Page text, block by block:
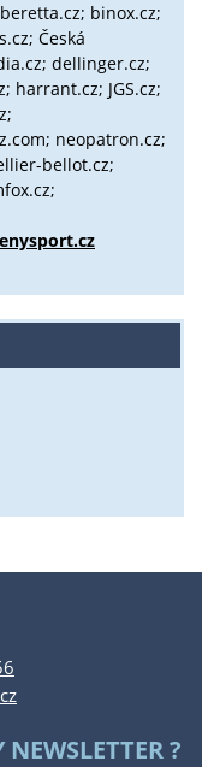
beretta.cz; binox.cz;
Česká
dellinger.cz;
harrant.cz; JGS.cz;
neopatron.cz;
bellot.cz;
?